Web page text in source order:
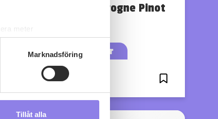
meter
. Du kan ändra
Marknadsföring
Tillåt alla
Labouré-Roi Bourgogne Pinot
köp 149 kr
0